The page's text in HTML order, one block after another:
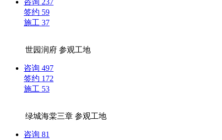
咨询 237
签约 59
施工 37
世园润府参观工地
咨询 497
签约 172
施工 53
绿城海棠三章参观工地
咨询 81